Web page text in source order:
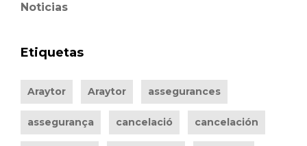
Noticias
Etiquetas
Araytor Araytor assegurances
assegurança cancelació cancelación